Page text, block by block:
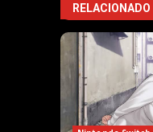
RELACIONADO